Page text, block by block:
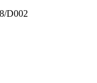
D002